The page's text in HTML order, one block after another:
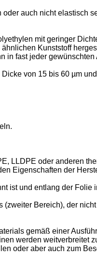
auch nicht elastisch
mit geringer
Kunststoff
in fast jeder
von 15 bis 60 µm
LLDPE oder anderen
Eigenschaften der
ist und entlang der Folie
Bereich), der
gemäß einer
werden weitverbreitet
oder aber auch zum